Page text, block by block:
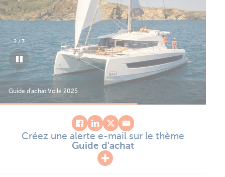
Guide d'achat Voile 2025
2/3
Créez une alerte e-mail sur le thème
Guide d'achat